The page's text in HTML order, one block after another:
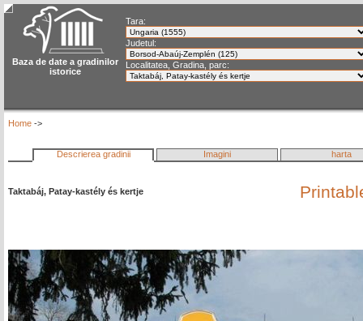
Baza de date a gradinilor
istorice
Tara:
Judetul:
Localitatea, Gradina, parc:
Home ->
Descrierea gradinii Imagini harta
Taktabáj, Patay-kastély és kertje